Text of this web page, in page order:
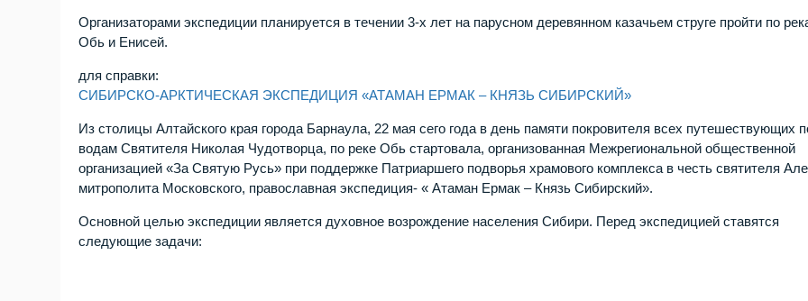
Организаторами экспедиции планируется в течении 3-х лет на парусном деревянном казачьем струге пройти по
Обь и Енисей.
для справки:
СИБИРСКО-АРКТИЧЕСКАЯ ЭКСПЕДИЦИЯ «АТАМАН ЕРМАК – КНЯЗЬ СИБИРСКИЙ»
Из столицы Алтайского края города Барнаула, 22 мая сего года в день памяти покровителя всех путешествующих
водам Святителя Николая Чудотворца, по реке Обь стартовала, организованная Межрегиональной общественной
организацией «За Святую Русь» при поддержке Патриаршего подворья храмового комплекса в честь святителя
митрополита Московского, православная экспедиция- « Атаман Ермак – Князь Сибирский».
Основной целью экспедиции является духовное возрождение населения Сибири. Перед экспедицией ставятся
следующие задачи: